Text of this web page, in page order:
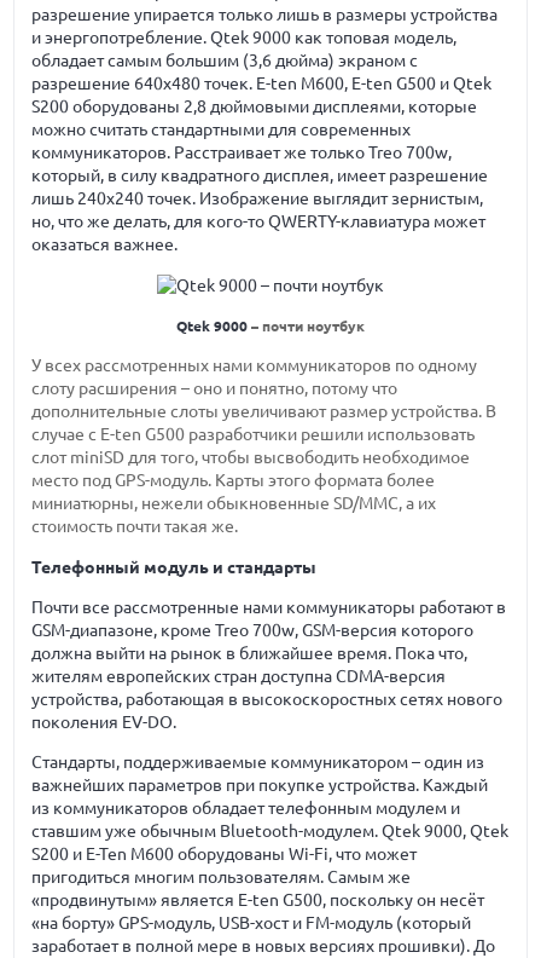
разрешение упирается только лишь в размеры устройства
и энергопотребление. Qtek 9000 как топовая модель,
обладает самым большим (3,6 дюйма) экраном с
разрешение 640х480 точек. E-ten M600, E-ten G500 и Qtek
S200 оборудованы 2,8 дюймовыми дисплеями, которые
можно считать стандартными для современных
коммуникаторов. Расстраивает же только Treo 700w,
который, в силу квадратного дисплея, имеет разрешение
лишь 240х240 точек. Изображение выглядит зернистым,
но, что же делать, для кого-то QWERTY-клавиатура может
оказаться важнее.
Qtek 9000 – почти ноутбук
У всех рассмотренных нами коммуникаторов по одному
слоту расширения – оно и понятно, потому что
дополнительные слоты увеличивают размер устройства. В
случае с E-ten G500 разработчики решили использовать
слот miniSD для того, чтобы высвободить необходимое
место под GPS-модуль. Карты этого формата более
миниатюрны, нежели обыкновенные SD/MMC, а их
стоимость почти такая же.
Телефонный модуль и стандарты
Почти все рассмотренные нами коммуникаторы работают в
GSM-диапазоне, кроме Treo 700w, GSM-версия которого
должна выйти на рынок в ближайшее время. Пока что,
жителям европейских стран доступна CDMA-версия
устройства, работающая в высокоскоростных сетях нового
поколения EV-DO.
Стандарты, поддерживаемые коммуникатором – один из
важнейших параметров при покупке устройства. Каждый
из коммуникаторов обладает телефонным модулем и
ставшим уже обычным Bluetooth-модулем. Qtek 9000, Qtek
S200 и E-Ten M600 оборудованы Wi-Fi, что может
пригодиться многим пользователям. Самым же
«продвинутым» является E-ten G500, поскольку он несёт
«на борту» GPS-модуль, USB-хост и FM-модуль (который
заработает в полной мере в новых версиях прошивки). До